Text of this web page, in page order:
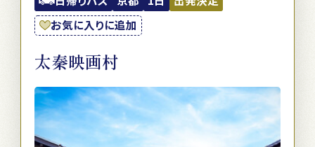
お気に入りに追加
太秦映画村